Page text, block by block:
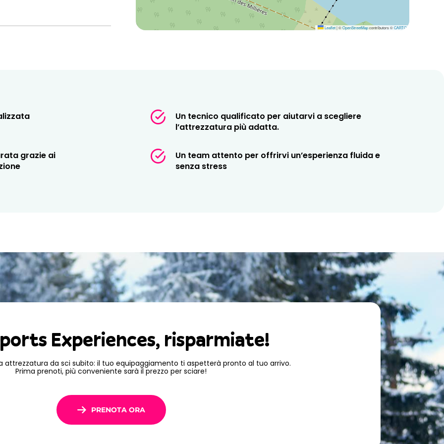
regolarla in base alla
delle tue esigenze
di marchi specializzati
.
con Ski Republic
nel Grand Massif!
Leaflet|©OpenStreetMapcontributors ©CARTO
Un tecnico qualificato per aiutarvi a scegliere
l’attrezzatura più adatta.
grazie ai
Un team attento per offrirvi un’esperienza fluida e
senza stress
Experiences, risparmiate!
attrezzatura da sci subito: il tuo equipaggiamento ti aspetterà pronto al tuo arrivo.
Prima prenoti, più conveniente sarà il prezzo per sciare!
PRENOTA ORA